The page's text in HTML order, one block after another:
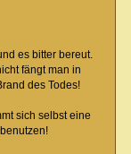
es bitter bereut.
fängt man in
des Todes!
sich selbst eine